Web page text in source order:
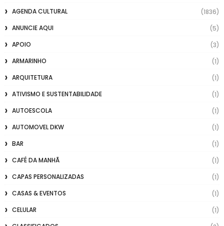
AGENDA CULTURAL
(1836)
ANUNCIE AQUI
(5)
APOIO
(3)
ARMARINHO
(1)
ARQUITETURA
(1)
ATIVISMO E SUSTENTABILIDADE
(1)
AUTOESCOLA
(1)
AUTOMOVEL DKW
(1)
BAR
(1)
CAFÉ DA MANHÃ
(1)
CAPAS PERSONALIZADAS
(1)
CASAS & EVENTOS
(1)
CELULAR
(1)